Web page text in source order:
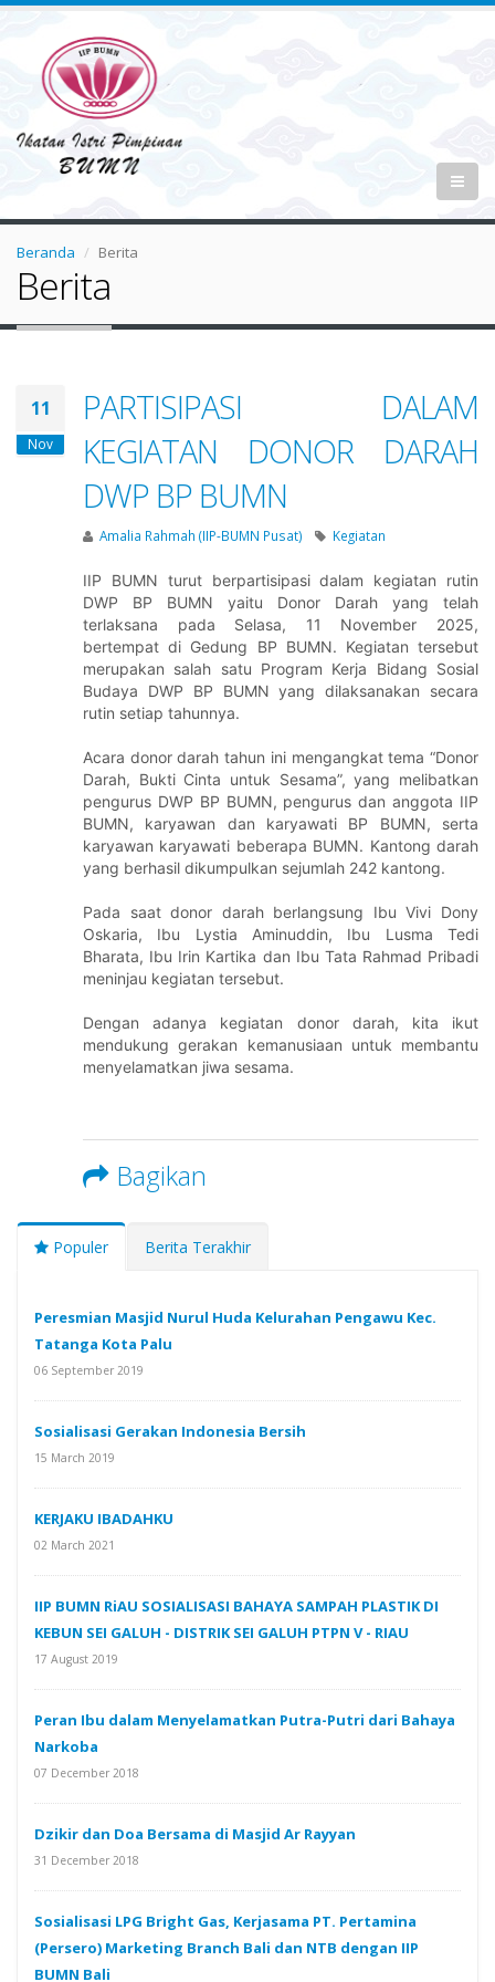
Beranda Berita
Berita
11
Nov
PARTISIPASI DALAM
KEGIATAN DONOR DARAH
DWP BP BUMN
Amalia Rahmah (IIP-BUMN Pusat) Kegiatan
IIP BUMN turut berpartisipasi dalam kegiatan rutin
DWP BP BUMN yaitu Donor Darah yang telah
terlaksana pada Selasa, 11 November 2025,
bertempat di Gedung BP BUMN. Kegiatan tersebut
merupakan salah satu Program Kerja Bidang Sosial
Budaya DWP BP BUMN yang dilaksanakan secara
rutin setiap tahunnya.
Acara donor darah tahun ini mengangkat tema “Donor
Darah, Bukti Cinta untuk Sesama”, yang melibatkan
pengurus DWP BP BUMN, pengurus dan anggota IIP
BUMN, karyawan dan karyawati BP BUMN, serta
karyawan karyawati beberapa BUMN. Kantong darah
yang berhasil dikumpulkan sejumlah 242 kantong.
Pada saat donor darah berlangsung Ibu Vivi Dony
Oskaria, Ibu Lystia Aminuddin, Ibu Lusma Tedi
Bharata, Ibu Irin Kartika dan Ibu Tata Rahmad Pribadi
meninjau kegiatan tersebut.
Dengan adanya kegiatan donor darah, kita ikut
mendukung gerakan kemanusiaan untuk membantu
menyelamatkan jiwa sesama.
Bagikan
Populer Berita Terakhir
Peresmian Masjid Nurul Huda Kelurahan Pengawu Kec.
Tatanga Kota Palu
06 September 2019
Sosialisasi Gerakan Indonesia Bersih
15 March 2019
KERJAKU IBADAHKU
02 March 2021
IIP BUMN RiAU SOSIALISASI BAHAYA SAMPAH PLASTIK DI
KEBUN SEI GALUH - DISTRIK SEI GALUH PTPN V - RIAU
17 August 2019
Peran Ibu dalam Menyelamatkan Putra-Putri dari Bahaya
Narkoba
07 December 2018
Dzikir dan Doa Bersama di Masjid Ar Rayyan
31 December 2018
Sosialisasi LPG Bright Gas, Kerjasama PT. Pertamina
(Persero) Marketing Branch Bali dan NTB dengan IIP
BUMN Bali